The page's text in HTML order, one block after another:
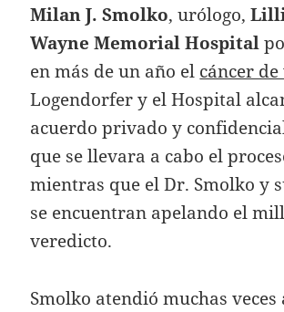
Milan J. Smolko, urólogo,
Wayne Memorial Hospital
en más de un año el cáncer
Logendorfer y el Hospital
acuerdo privado y
que se llevara a cabo el
mientras que el Dr. Smolko y
se encuentran apelando el
veredicto.
Smolko atendió muchas veces